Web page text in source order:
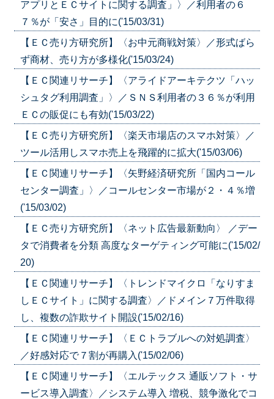
アプリとＥＣサイトに関する調査」〉／利用者の６
７％が「安さ」目的に('15/03/31)
【ＥＣ売り方研究所】〈お中元商戦対策〉／形式ばら
ず商材、売り方が多様化('15/03/24)
【ＥＣ関連リサーチ】〈アライドアーキテクツ「ハッ
シュタグ利用調査」〉／ＳＮＳ利用者の３６％が利用
ＥＣの販促にも有効('15/03/22)
【ＥＣ売り方研究所】〈楽天市場店のスマホ対策〉／
ツール活用しスマホ売上を飛躍的に拡大('15/03/06)
【ＥＣ関連リサーチ】〈矢野経済研究所「国内コール
センター調査」〉／コールセンター市場が２・４％増
('15/03/02)
【ＥＣ売り方研究所】〈ネット広告最新動向〉 ／デー
タで消費者を分類 高度なターゲティング可能に('15/02/
20)
【ＥＣ関連リサーチ】〈トレンドマイクロ「なりすま
しＥＣサイト」に関する調査〉／ドメイン７万件取得
し、複数の詐欺サイト開設('15/02/16)
【ＥＣ関連リサーチ】〈ＥＣトラブルへの対処調査〉
／好感対応で７割が再購入('15/02/06)
【ＥＣ関連リサーチ】〈エルテックス 通販ソフト・サ
ービス導入調査〉／システム導入 増税、競争激化でコ